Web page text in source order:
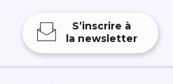
S’inscrire à
la newsletter